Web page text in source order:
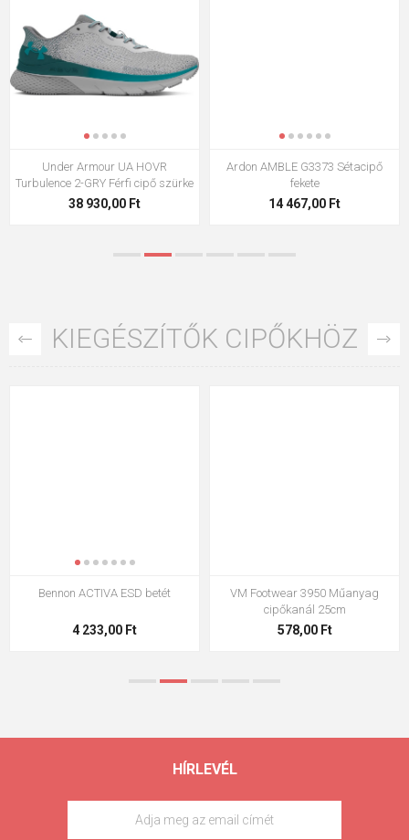
Under Armour UA HOVR
Turbulence 2-GRY Férfi cipő szürke
38 930,00 Ft
Ardon AMBLE G3373 Sétacipő
fekete
14 467,00 Ft
KIEGÉSZÍTŐK CIPŐKHÖZ
Bennon ACTIVA ESD betét
4 233,00 Ft
VM Footwear 3950 Műanyag
cipőkanál 25cm
578,00 Ft
HÍRLEVÉL